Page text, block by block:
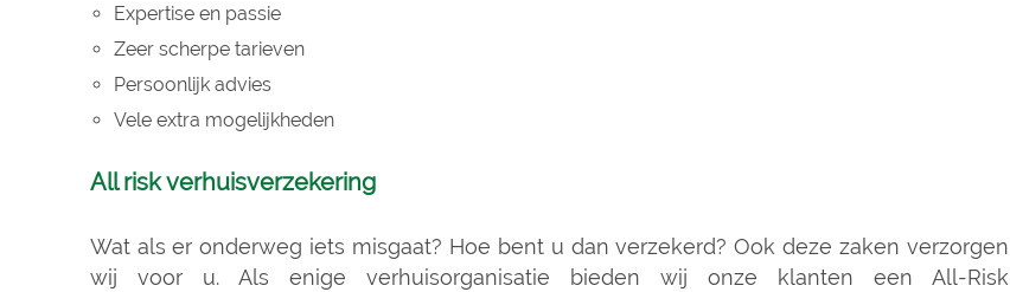
Expertise en passie
Zeer scherpe tarieven
Persoonlijk advies
Vele extra mogelijkheden
All risk verhuisverzekering
Wat als er onderweg iets misgaat? Hoe bent u dan verzekerd? Ook deze zaken verzorgen
wij voor u. Als enige verhuisorganisatie bieden wij onze klanten een All-Risk